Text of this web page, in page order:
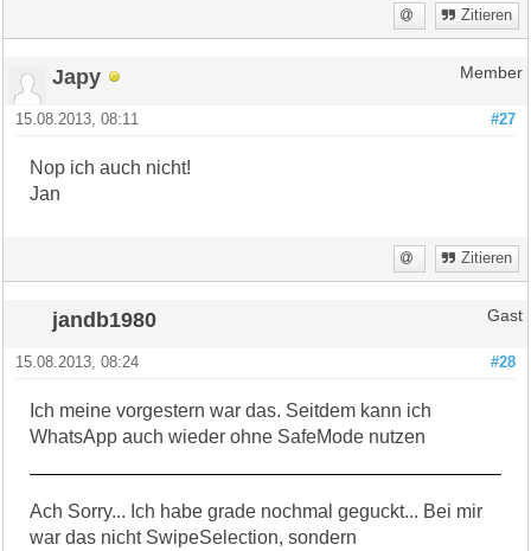
Zitieren
Japy Member
#27
15.08.2013, 08:11
Nop ich auch nicht!
Jan
Zitieren
jandb1980 Gast
#28
15.08.2013, 08:24
Ich meine vorgestern war das. Seitdem kann ich
WhatsApp auch wieder ohne SafeMode nutzen
Ach Sorry... Ich habe grade nochmal geguckt... Bei mir
war das nicht SwipeSelection, sondern